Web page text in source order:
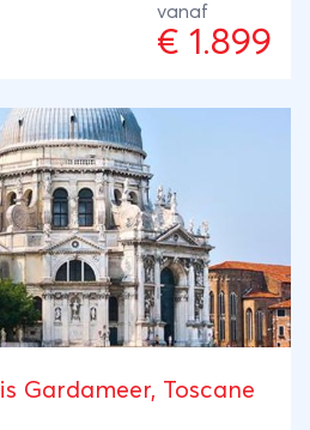
te keren. Onderweg
meren en ruig
vanaf
€ 1.899
Gardameer, Toscane